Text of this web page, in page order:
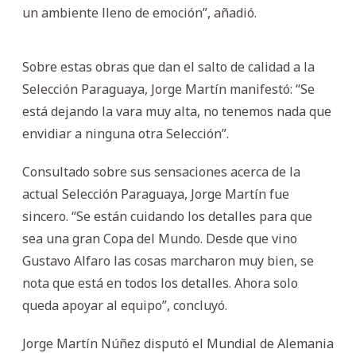
un ambiente lleno de emoción”, añadió.
Sobre estas obras que dan el salto de calidad a la
Selección Paraguaya, Jorge Martín manifestó: “Se
está dejando la vara muy alta, no tenemos nada que
envidiar a ninguna otra Selección”.
Consultado sobre sus sensaciones acerca de la
actual Selección Paraguaya, Jorge Martín fue
sincero. “Se están cuidando los detalles para que
sea una gran Copa del Mundo. Desde que vino
Gustavo Alfaro las cosas marcharon muy bien, se
nota que está en todos los detalles. Ahora solo
queda apoyar al equipo”, concluyó.
Jorge Martín Núñez disputó el Mundial de Alemania